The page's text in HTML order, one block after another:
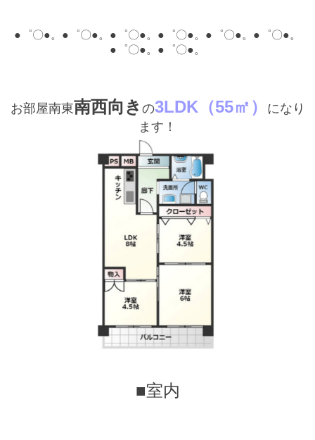
●゜〇●。●゜〇●。●゜〇●。●゜〇●。●゜〇●。●゜〇●。
●゜〇●。●゜〇●。
お部屋南東南西向き の3LDK（55㎡）
になり
ます！
■室内